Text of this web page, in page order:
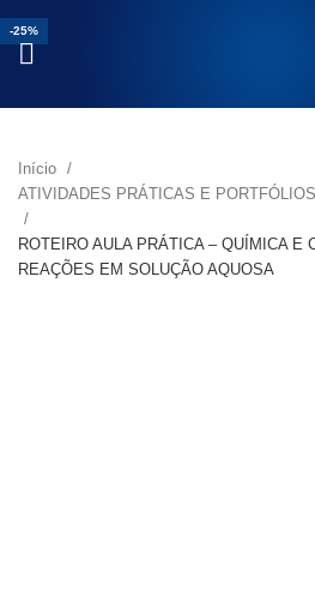
Início
ATIVIDADES PRÁTICAS E
ROTEIRO AULA PRÁTICA – QUÍMICA E
REAÇÕES EM SOLUÇÃO AQUOSA
-25%
-25%
-25%
-25%
-33%
-25%